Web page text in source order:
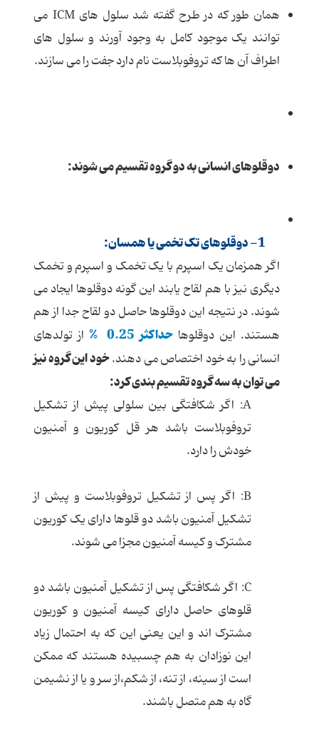
همان طور که در طرح گفته شد سلول های ICM می
توانند یک موجود کامل به وجود آورند و سلول های
اطراف آن ها که تروفوبلاست نام دارد جفت را می سازند.
دوقلوهای انسانی به دو گروه تقسیم می شوند:
1- دوقلوهای تک تخمی یا همسان:
اگر همزمان یک اسپرم با یک تخمک و اسپرم و تخمک
دیگری نیز با هم لقاح یابند این گونه دوقلوها ایجاد می
شوند. در نتیجه این دوقلوها حاصل دو لقاح جدا از هم
هستند. این دوقلوها حداکثر 0.25
% از تولدهای
انسانی را به خود اختصاص می دهند.خود این گروه نیز
می توان به سه گروه تقسیم بندی کرد:
A: اگر شکافتگی بین سلولی پیش از تشکیل
تروفوبلاست باشد هر قل کوریون و آمنیون
خودش را دارد.
B: اگر پس از تشکیل تروفوبلاست و پیش از
تشکیل آمنیون باشد دو قلوها دارای یک کوریون
مشترک و کیسه آمنیون مجزا می شوند.
C: اگر شکافتگی پس از تشکیل آمنیون باشد دو
قلوهای حاصل دارای کیسه آمنیون و کوریون
مشترک اند و این یعنی این که به احتمال زیاد
این نوزادان به هم چسبیده هستند که ممکن
است از سینه، از تنه، از شکم،از سر و یا از نشیمن
گاه به هم متصل باشند.